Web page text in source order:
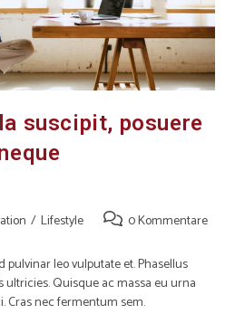
suscipit, posuere
/ Lifestyle 0 Kommentare
pulvinar leo vulputate et. Phasellus
Quisque ac massa eu urna
Cras nec fermentum sem.